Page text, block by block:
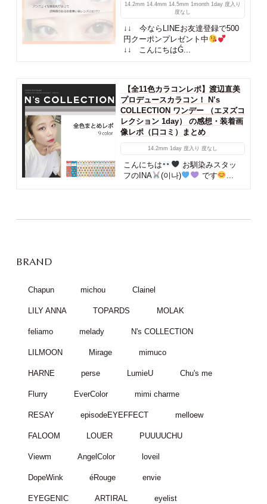
14.2mm 14.4mm 14.5mm 1month 1day 度入り
度なし
↓↓ 今ならLINEお友達登録で500
円クーポンプレゼント中
↓↓ こんにちはǴ...
【全11色カラコンレポ】渡辺直美
プロデュースカラコン！ N’s
COLLECTION ワンデー （エヌズコ
レクション 1day） の感想・装着画
像レポ（口コミ）まとめ
14.2mm 1day 度入り 度なし
こんにちは
お馴染みスタッ
フのINA
(이나) です ...
BRAND
Chapun michou Clainel
LILY ANNA TOPARDS MOLAK
feliamo melady N's COLLECTION
LILMOON Mirage mimuco
HARNE perse LumieU Chu's me
Flurry EverColor mimi charme
RESAY episodeEYEFFECT melloew
FALOOM LOUER PUUUUCHU
Viewm AngelColor loveil
DopeWink éRouge envie
EYEGENIC ARTIRAL eyelist